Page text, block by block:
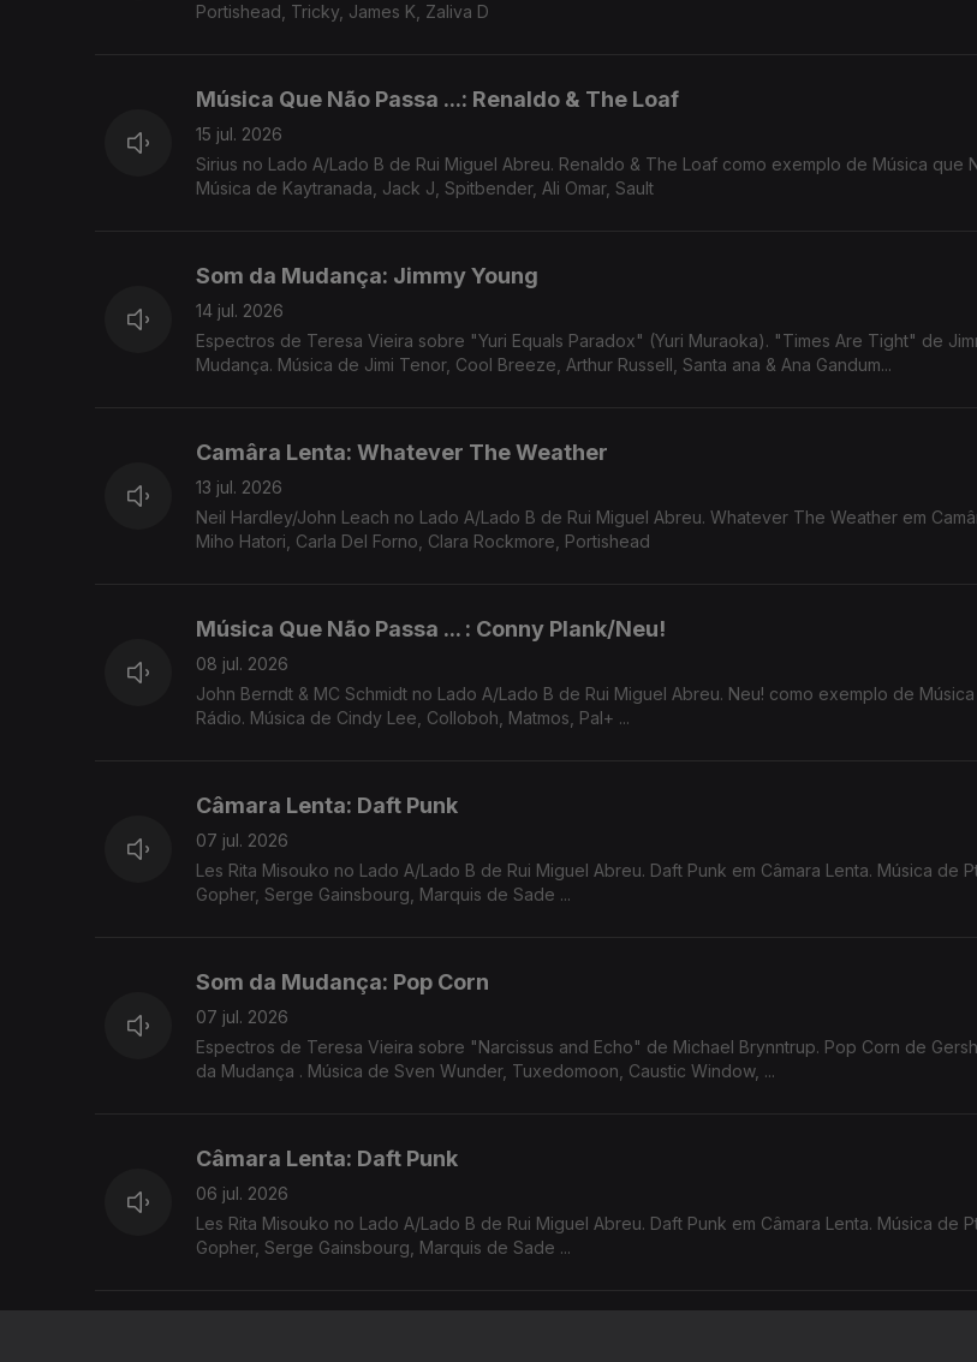
Portishead, Tricky, James K, Zaliva D
Música Que Não Passa ...: Renaldo & The Loaf
15 jul. 2026
Sirius no Lado A/Lado B de Rui Miguel Abreu. Renaldo & The Loaf como exemplo de Música que
Música de Kaytranada, Jack J, Spitbender, Ali Omar, Sault
Som da Mudança: Jimmy Young
14 jul. 2026
Espectros de Teresa Vieira sobre "Yuri Equals Paradox" (Yuri Muraoka). "Times Are Tight" de Jimmy Young no Som da
Mudança. Música de Jimi Tenor, Cool Breeze, Arthur Russell, Santa ana & Ana Gandum...
Camâra Lenta: Whatever The Weather
13 jul. 2026
Neil Hardley/John Leach no Lado A/Lado B de Rui Miguel Abreu. Whatever The Weather em
Miho Hatori, Carla Del Forno, Clara Rockmore, Portishead
Música Que Não Passa ... : Conny Plank/Neu!
08 jul. 2026
John Berndt & MC Schmidt no Lado A/Lado B de Rui Miguel Abreu. Neu! como exemplo de Música Que Não Passa Na
Rádio. Música de Cindy Lee, Colloboh, Matmos, Pal+ ...
Câmara Lenta: Daft Punk
07 jul. 2026
Les Rita Misouko no Lado A/Lado B de Rui Miguel Abreu. Daft Punk em Câmara Lenta. Música de
Gopher, Serge Gainsbourg, Marquis de Sade ...
Som da Mudança: Pop Corn
07 jul. 2026
Espectros de Teresa Vieira sobre "Narcissus and Echo" de Michael Brynntrup. Pop Corn de
da Mudança . Música de Sven Wunder, Tuxedomoon, Caustic Window, ...
Câmara Lenta: Daft Punk
06 jul. 2026
Les Rita Misouko no Lado A/Lado B de Rui Miguel Abreu. Daft Punk em Câmara Lenta. Música de
Gopher, Serge Gainsbourg, Marquis de Sade ...